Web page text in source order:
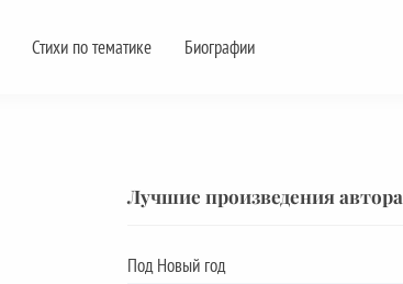
Стихи по тематике Биографии
Лучшие произведения автора
Под Новый год